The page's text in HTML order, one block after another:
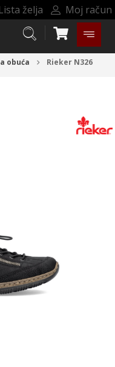
želja Moj račun
obuća
Rieker N326